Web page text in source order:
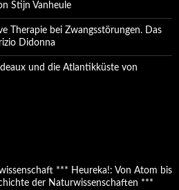
Stijn Vanheule
Therapie bei Zwangsstörungen. Das
Didonna
und die Atlantikküste von
*** Heureka!: Von Atom bis
der Naturwissenschaften ***